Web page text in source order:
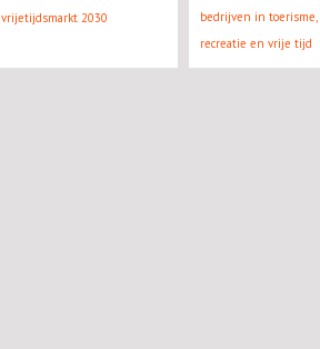
vrijetijdsmarkt 2030
bedrijven in toerisme,
recreatie en vrije tijd